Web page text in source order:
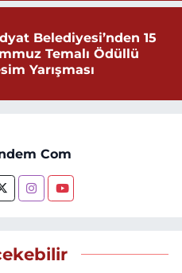
Belediyesi’nden 15
Temalı Ödüllü
Yarışması
Com